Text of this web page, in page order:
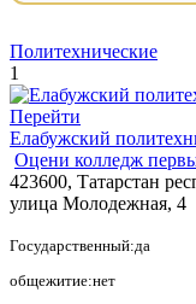
Политехнические
1
Перейти
Елабужский
Оцени колледж
423600, Татарстан
улица Молодежная, 4
Государственный:да
общежитие:нет